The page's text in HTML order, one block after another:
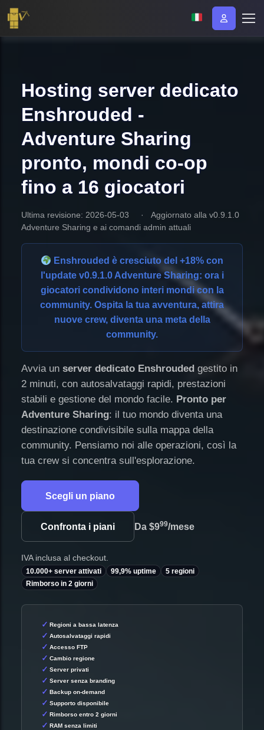
Hosting server dedicato
Enshrouded -
Adventure Sharing
pronto, mondi co-op
fino a 16 giocatori
Ultima revisione: 2026-05-03 ·
Aggiornato alla v0.9.1.0
Adventure Sharing e ai comandi admin attuali
Enshrouded è cresciuto del +18% con
l'update v0.9.1.0 Adventure Sharing: ora i
giocatori condividono interi mondi con la
community. Ospita la tua avventura, attira
nuove crew, diventa una meta della
community.
Avvia un server dedicato Enshrouded gestito in
2 minuti, con autosalvataggi rapidi, prestazioni
stabili e gestione del mondo facile. Pronto per
Adventure Sharing: il tuo mondo diventa una
destinazione condivisibile sulla mappa della
community. Pensiamo noi alle operazioni, così la
tua crew si concentra sull'esplorazione.
Scegli un piano
Confronta i piani Da $999/mese
IVA inclusa al checkout.
10.000+ server attivati 99,9% uptime
5 regioni
Rimborso in 2 giorni
Regioni a bassa latenza
Autosalvataggi rapidi
Accesso FTP
Cambio regione
Server privati
Server senza branding
Backup on-demand
Supporto disponibile
Rimborso entro 2 giorni
RAM senza limiti